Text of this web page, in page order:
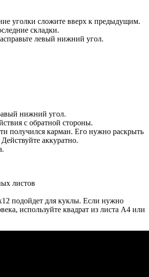
уголки сложите вверх к предыдущим.
складки.
левый нижний угол.
нижний угол.
с обратной стороны.
получился карман. Его нужно раскрыть
аккуратно.
листов
подойдет для куклы. Если нужно
используйте квадрат из листа А4 или